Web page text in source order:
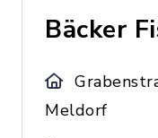
Bäcker
Meldorf